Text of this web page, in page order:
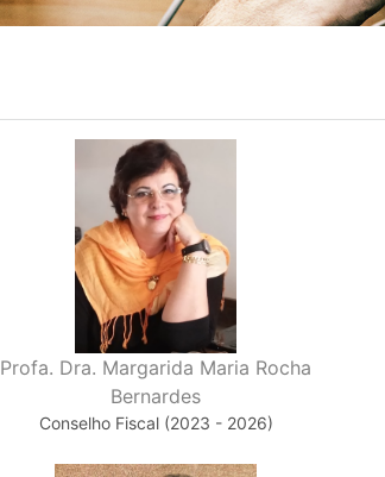
Profa. Dra. Margarida Maria Rocha
Bernardes
Conselho Fiscal (2023 - 2026)